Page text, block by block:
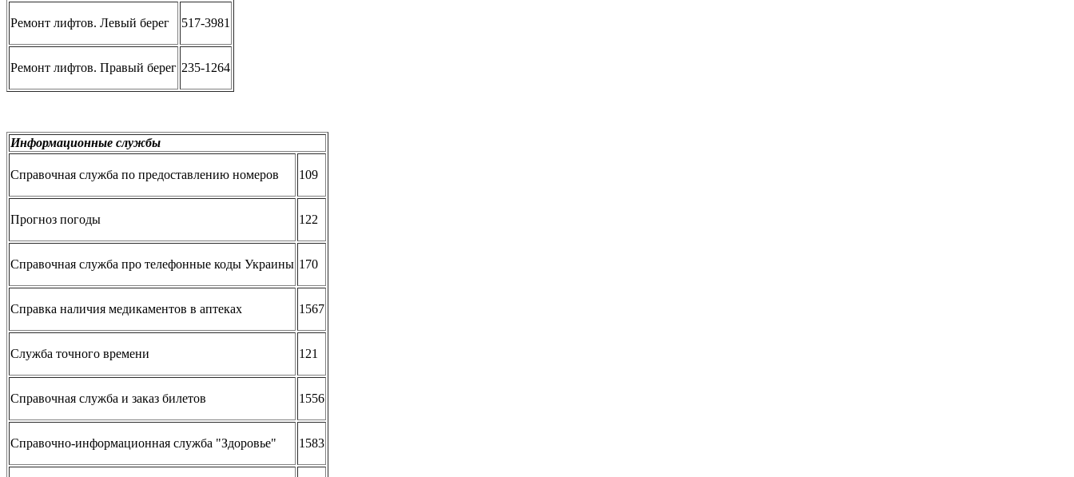
Ремонт лифтов. Левый берег 517-3981
Ремонт лифтов. Правый берег 235-1264
Информационные службы
Справочная служба по предоставлению номеров 109
Прогноз погоды 122
Справочная служба про телефонные коды Украины 170
Справка наличия медикаментов в аптеках 1567
Служба точного времени 121
Справочная служба и заказ билетов 1556
Справочно-информационная служба "Здоровье" 1583